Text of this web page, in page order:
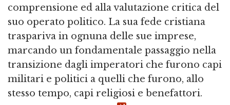
comprensione ed alla valutazione critica del
suo operato politico. La sua fede cristiana
traspariva in ognuna delle sue imprese,
marcando un fondamentale passaggio nella
transizione dagli imperatori che furono capi
militari e politici a quelli che furono, allo
stesso tempo, capi religiosi e benefattori.